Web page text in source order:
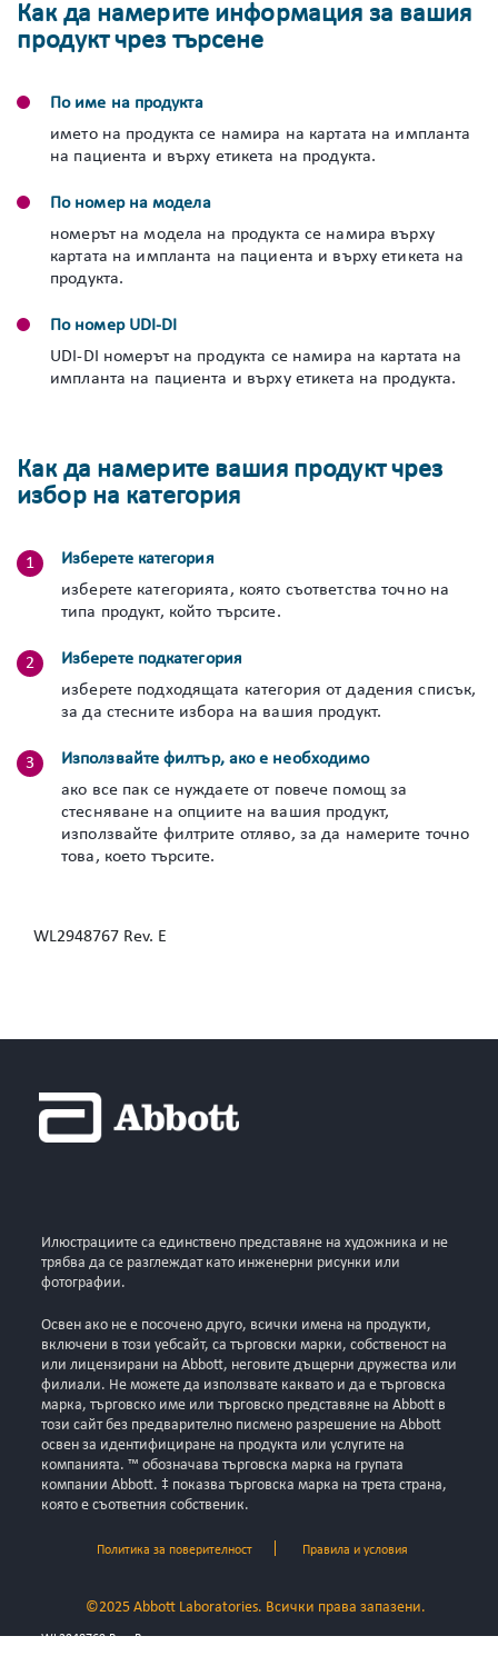
Как да намерите информация за вашия
продукт чрез търсене
По име на продукта
името на продукта се намира на картата на импланта
на пациента и върху етикета на продукта.
По номер на модела
номерът на модела на продукта се намира върху
картата на импланта на пациента и върху етикета на
продукта.
По номер UDI-DI
UDI-DI номерът на продукта се намира на картата на
импланта на пациента и върху етикета на продукта.
Как да намерите вашия продукт чрез
избор на категория
Изберете категория
изберете категорията, която съответства точно на
типа продукт, който търсите.
Изберете подкатегория
изберете подходящата категория от дадения списък,
за да стесните избора на вашия продукт.
Използвайте филтър, ако е необходимо
ако все пак се нуждаете от повече помощ за
стесняване на опциите на вашия продукт,
използвайте филтрите отляво, за да намерите точно
това, което търсите.
WL2948767 Rev. E
Илюстрациите са единствено представяне на художника и не
трябва да се разглеждат като инженерни рисунки или
фотографии.
Освен ако не е посочено друго, всички имена на продукти,
включени в този уебсайт, са търговски марки, собственост на
или лицензирани на Abbott, неговите дъщерни дружества или
филиали. Не можете да използвате каквато и да е търговска
марка, търговско име или търговско представяне на Abbott в
този сайт без предварително писмено разрешение на Abbott
освен за идентифициране на продукта или услугите на
компанията. ™ обозначава търговска марка на групата
компании Abbott. ‡ показва търговска марка на трета страна,
която е съответния собственик.
Политика за поверителност Правила и условия
©2025 Abbott Laboratories. Всички права запазени.
WL2948769 Rev. B